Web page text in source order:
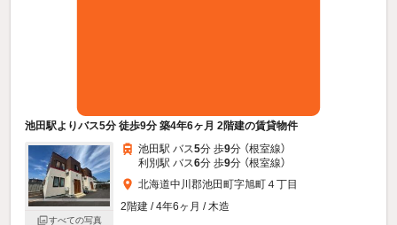
池田駅よりバス5分 徒歩9分 築4年6ヶ月 2階建の賃貸物件
すべての写真
池田駅 バス5分 歩9分 （根室線）
利別駅 バス6分 歩9分 （根室線）
北海道中川郡池田町字旭町４丁目
2階建 / 4年6ヶ月 / 木造